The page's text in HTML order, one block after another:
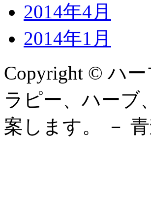
2014年4月
2014年1月
Copyright © ハ
ラピー、ハーブ
案します。 －